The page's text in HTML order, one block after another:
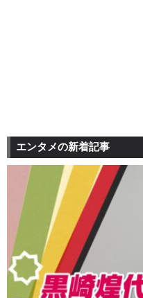
エンタメの新着記事